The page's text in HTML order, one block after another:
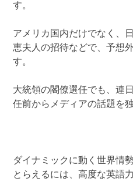
す。
アメリカ国内だけでなく、
恵夫人の招待などで、予想
す。
大統領の閣僚選任でも、連
任前からメディアの話題を
ダイナミックに動く世界情
とらえるには、高度な英語